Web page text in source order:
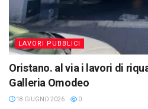
LAVORI PUBBLICI
Oristano. al via i lavori di
Galleria Omodeo
18 GIUGNO 2026 0